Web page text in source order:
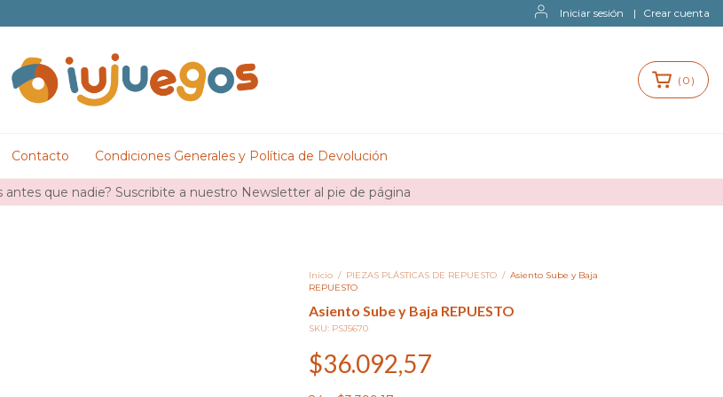
Iniciar sesión | Crear cuenta
antes que nadie? Suscribite a nuestro Newsletter al pie de página
( 0 )
Contacto Condiciones Generales y Política de Devolución
Inicio / PIEZAS PLÁSTICAS DE REPUESTO / Asiento Sube y Baja
REPUESTO
Asiento Sube y Baja REPUESTO
SKU: PSJ5670
$36.092,57